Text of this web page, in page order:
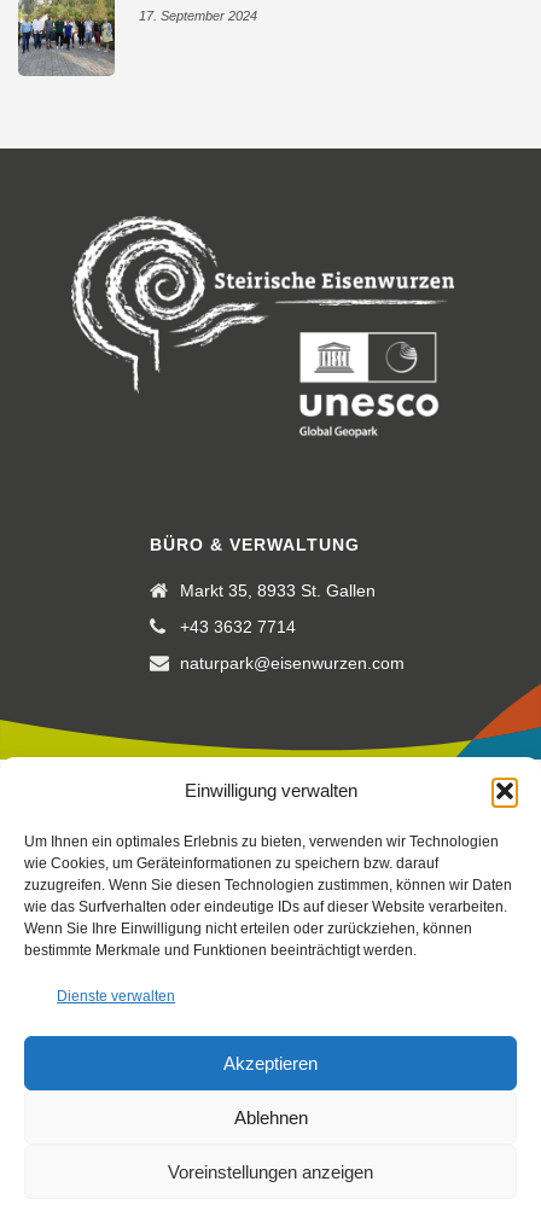
Einwilligung verwalten
Um Ihnen ein optimales Erlebnis zu bieten, verwenden wir Technologien
wie Cookies, um Geräteinformationen zu speichern bzw. darauf
zuzugreifen. Wenn Sie diesen Technologien zustimmen, können wir Daten
wie das Surfverhalten oder eindeutige IDs auf dieser Website verarbeiten.
Wenn Sie Ihre Einwilligung nicht erteilen oder zurückziehen, können
bestimmte Merkmale und Funktionen beeinträchtigt werden.
Dienste verwalten
Akzeptieren
Ablehnen
Voreinstellungen anzeigen
17. September 2024
BÜRO & VERWALTUNG
Markt 35, 8933 St. Gallen
+43 3632 7714
naturpark@eisenwurzen.com
Fotos:Stefan Leitner-Gesaeuse,TV Gesäuse Stefan Leitner
mit Unterstützung von Bund, Land Steiermark und der
Europäischen Union (LEADER), Verein Arche Noah, Peterherr,
Scheucher, Sattler, Nachbagauer, NUP EIS